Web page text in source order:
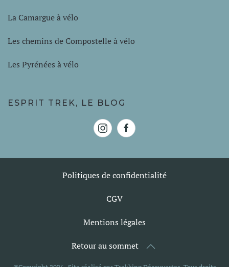
La Camargue à vélo
Les chemins de Compostelle à vélo
Les Pyrénées à vélo
ESPRIT TREK, LE BLOG
Politiques de confidentialité
CGV
Mentions légales
Retour au sommet